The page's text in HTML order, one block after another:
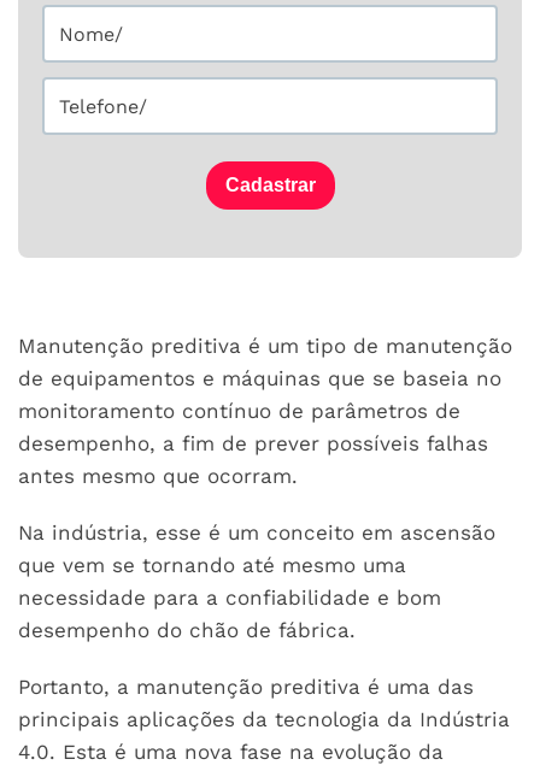
Manutenção preditiva é um tipo de manutenção
de equipamentos e máquinas que se baseia no
monitoramento contínuo de parâmetros de
desempenho, a fim de prever possíveis falhas
antes mesmo que ocorram.
Na indústria, esse é um conceito em ascensão
que vem se tornando até mesmo uma
necessidade para a confiabilidade e bom
desempenho do chão de fábrica.
Portanto, a manutenção preditiva é uma das
principais aplicações da tecnologia da Indústria
4.0. Esta é uma nova fase na evolução da
Cadastrar